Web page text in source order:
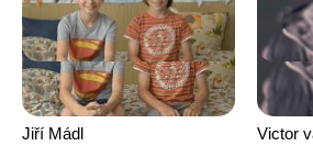
Jiří Mádl
Victor